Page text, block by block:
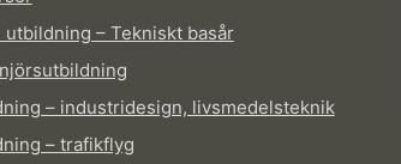
utbildning – Tekniskt basår
– industridesign, livsmedelsteknik
– trafikflyg